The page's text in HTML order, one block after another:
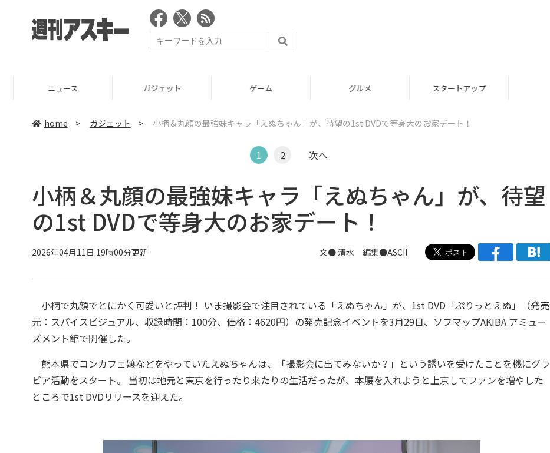
ニュース ガジェット ゲーム グルメ スタートアップ
home > ガジェット > 小柄＆丸顔の最強妹キャラ「えぬちゃん」が、待望の1st DVDで等身大のお家デート！
1 2 次へ
小柄＆丸顔の最強妹キャラ「えぬちゃん」が、待望
の1st DVDで等身大のお家デート！
2026年04月11日 19時00分更新 文● 清水 編集●ASCII
小柄で丸顔でとにかく可愛いと評判！ いま撮影会で注目されている「えぬちゃん」が、1st DVD「ぷりっとえぬ」（発売
元：スパイスビジュアル、収録時間：100分、価格：4620円）の発売記念イベントを3月29日、ソフマップAKIBA アミュー
ズメント館で開催した。
熊本県でコンカフェ嬢などをやっていたえぬちゃんは、「撮影会に出てみないか？」という誘いを受けたことを機にグラ
ビア活動をスタート。 当初は地元と東京を行ったり来たりの生活だったが、本腰を入れようと上京してファンを増やした
ところで1st DVDリリースを迎えた。